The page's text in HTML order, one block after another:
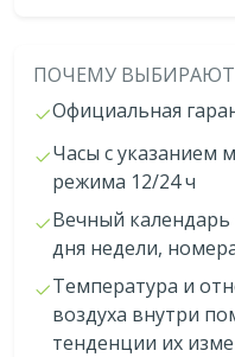
ПОЧЕМУ ВЫБИРАЮТ
Официальная
Часы с указанием
режима 12/24 ч
Вечный календарь
дня недели,
Температура и
воздуха внутри
тенденции их